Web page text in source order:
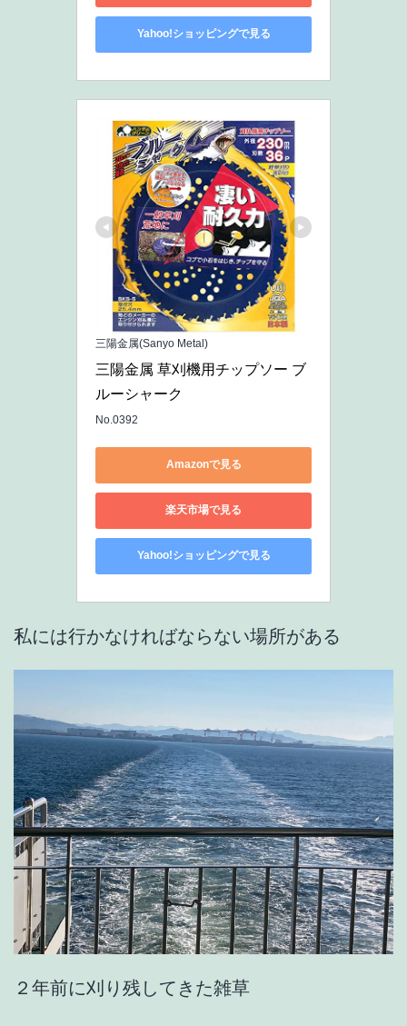
Yahoo!ショッピングで見る
三陽金属(Sanyo Metal)
三陽金属 草刈機用チップソー ブ
ルーシャーク
No.0392
Amazonで見る
楽天市場で見る
Yahoo!ショッピングで見る
私には行かなければならない場所がある
２年前に刈り残してきた雑草